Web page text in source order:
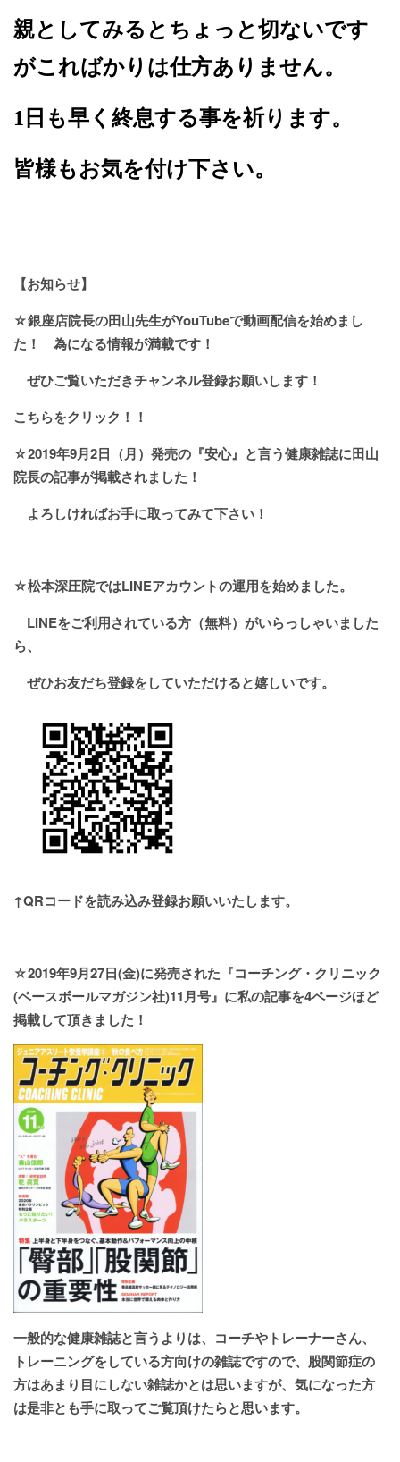
親としてみるとちょっと切ないです
がこればかりは仕方ありません。
1 日も早く終息する事を祈ります。
皆様もお気を付け下さい。
【お知らせ】
☆銀座店院長の田山先生がYouTubeで動画配信を始めまし
た！
為になる情報が満載です！
ぜひご覧いただきチャンネル登録お願いします！
こちらをクリック！！
☆2019年9月2日（月）発売の『安心』と言う健康雑誌に田山
院長の記事が掲載されました！
よろしければお手に取ってみて下さい！
☆松本深圧院ではLINEアカウントの運用を始めました。
LINEをご利用されている方（無料）がいらっしゃいました
ら、
ぜひお友だち登録をしていただけると嬉しいです。
↑QRコードを読み込み登録お願いいたします。
☆2019年9月27日(金)に発売された『コーチング・クリニック
(ベースボールマガジン社)11月号』に私の記事を4ページほど
掲載して頂きました！
一般的な健康雑誌と言うよりは、コーチやトレーナーさん、
トレーニングをしている方向けの雑誌ですので、股関節症の
方はあまり目にしない雑誌かとは思いますが、気になった方
は是非とも手に取ってご覧頂けたらと思います。